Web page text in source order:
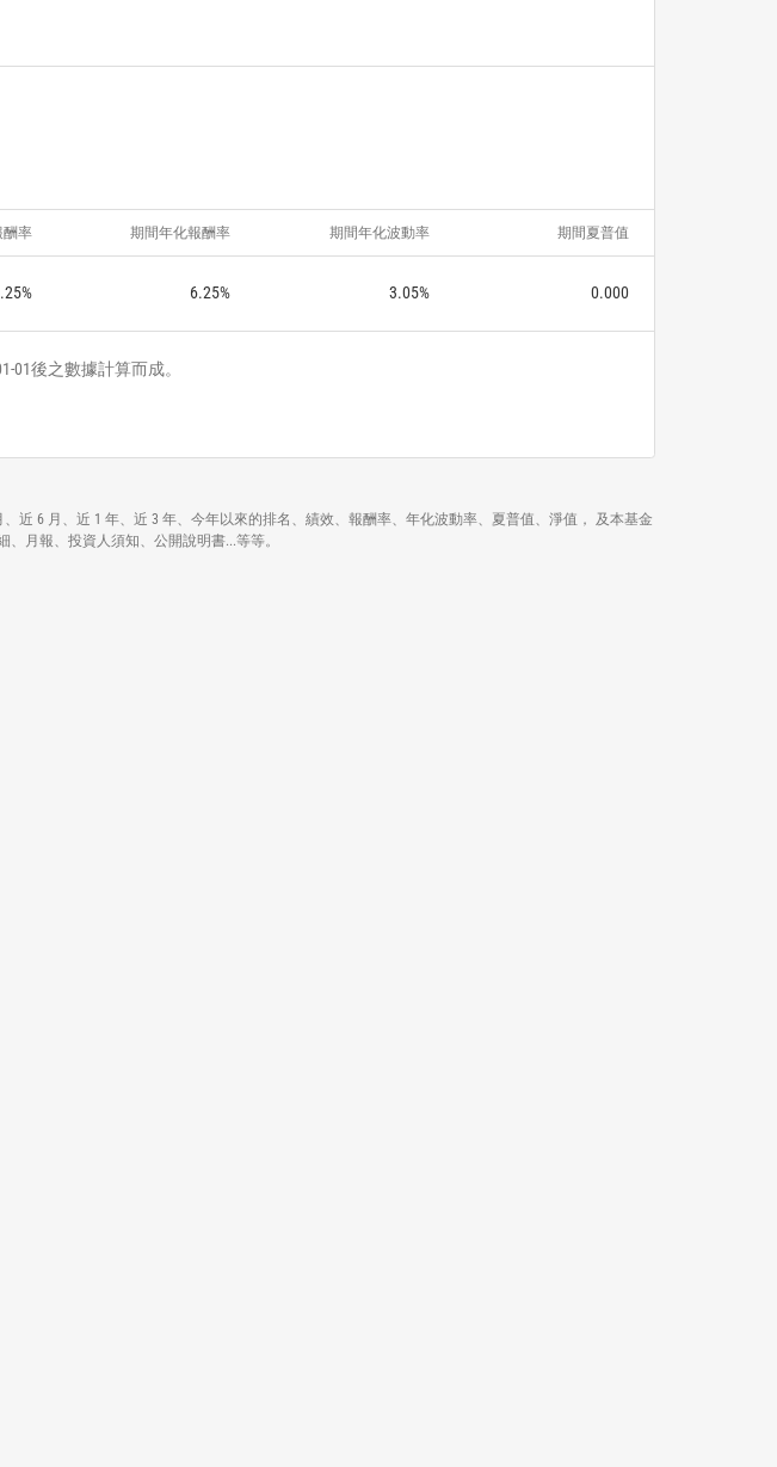
酬率 期間年化報酬率 期間年化波動率 期間夏普值
6.25% 3.05% 0.000
01後之數據計算而成。
、近 6 月、近 1 年、近 3 年、今年以來的排名、績效、報酬率、年化波動率、夏普值、淨值， 及本基金
、月報、投資人須知、公開說明書...等等。